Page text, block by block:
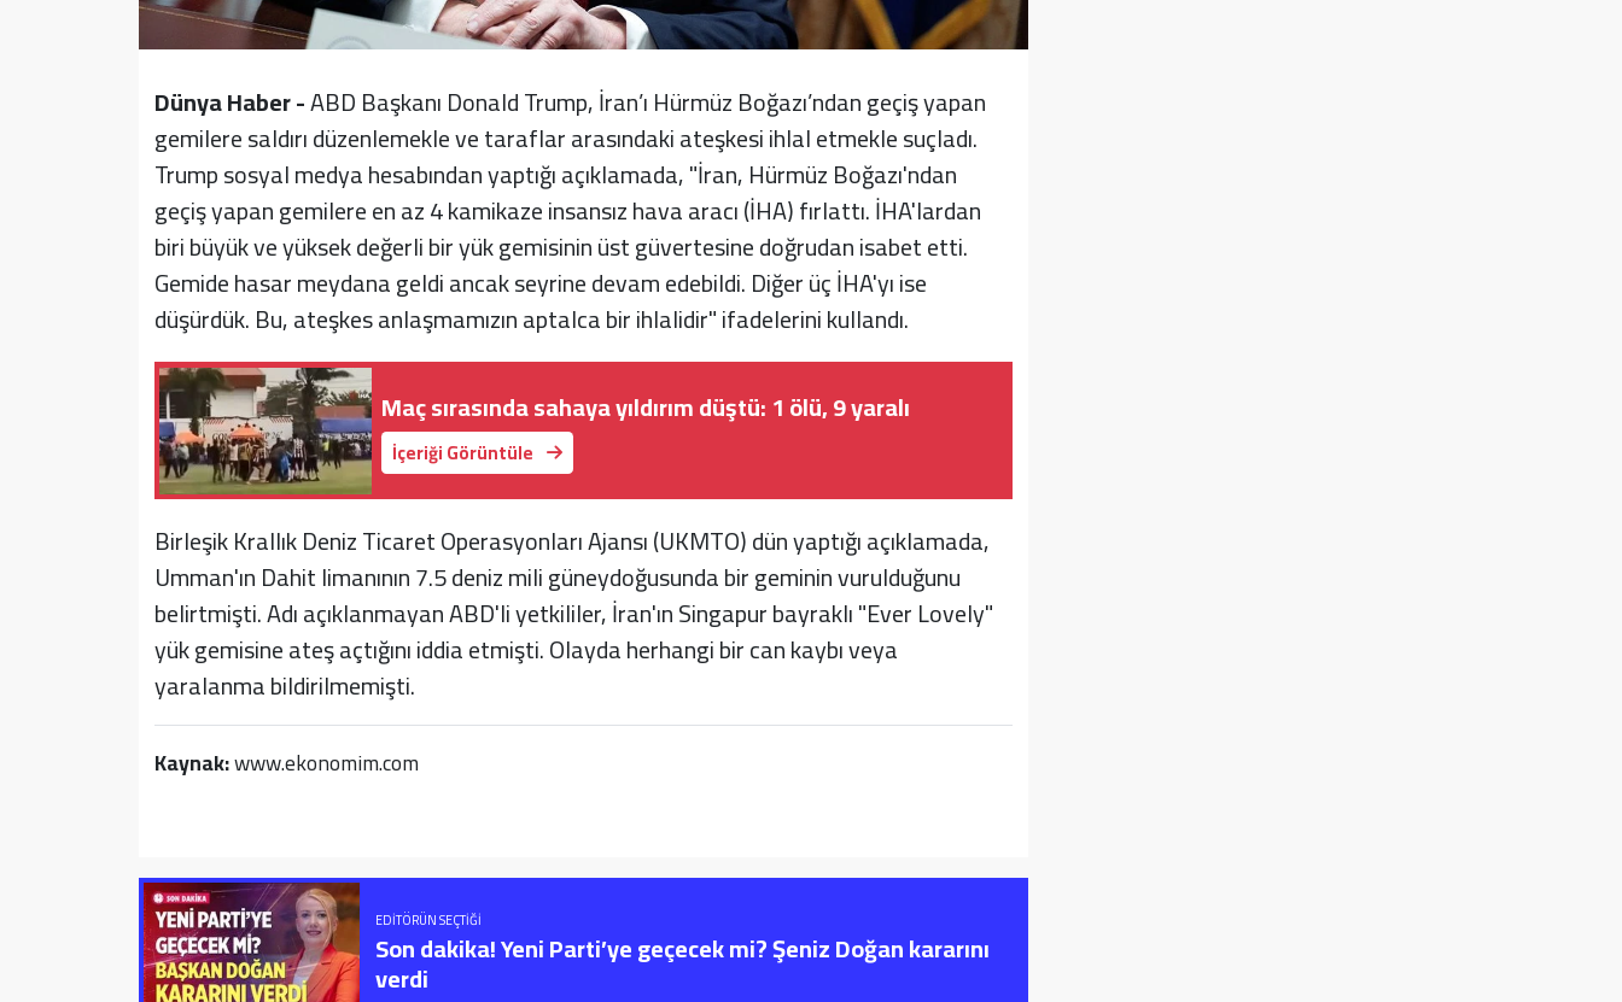
Dünya Haber -ABD Başkanı Donald Trump, İran’ı Hürmüz Boğazı’ndan geçiş yapan
gemilere saldırı düzenlemekle ve taraflar arasındaki ateşkesi ihlal etmekle suçladı.
Trump sosyal medya hesabından yaptığı açıklamada, "İran, Hürmüz Boğazı'ndan
geçiş yapan gemilere en az 4 kamikaze insansız hava aracı (İHA) fırlattı. İHA'lardan
biri büyük ve yüksek değerli bir yük gemisinin üst güvertesine doğrudan isabet etti.
Gemide hasar meydana geldi ancak seyrine devam edebildi. Diğer üç İHA'yı ise
düşürdük. Bu, ateşkes anlaşmamızın aptalca bir ihlalidir" ifadelerini kullandı.
Maç sırasında sahaya yıldırım düştü: 1 ölü, 9 yaralı
İçeriği Görüntüle
Birleşik Krallık Deniz Ticaret Operasyonları Ajansı (UKMTO) dün yaptığı açıklamada,
Umman'ın Dahit limanının 7.5 deniz mili güneydoğusunda bir geminin vurulduğunu
belirtmişti. Adı açıklanmayan ABD'li yetkililer, İran'ın Singapur bayraklı "Ever Lovely"
yük gemisine ateş açtığını iddia etmişti. Olayda herhangi bir can kaybı veya
yaralanma bildirilmemişti.
Kaynak:www.ekonomim.com
EDITÖRÜN SEÇTIĞI
Son dakika! Yeni Parti’ye geçecek mi? Şeniz Doğan kararını
verdi